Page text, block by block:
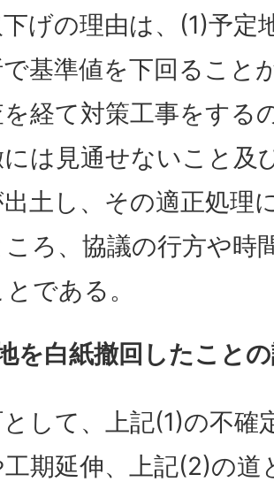
げの理由は、(1)予定
基準値を下回ること
経て対策工事をする
は見通せないこと及
土し、その適正処理
ろ、協議の行方や時
である。
を白紙撤回したこと
して、上記(1)の不確
期延伸、上記(2)の